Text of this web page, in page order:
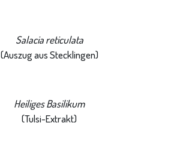
Salacia reticulata
(Auszug aus Stecklingen)
Heiliges Basilikum
(Tulsi-Extrakt)